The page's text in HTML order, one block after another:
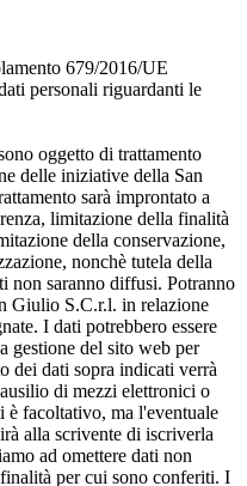
679/2016/UE
personali riguardanti le
oggetto di trattamento
delle iniziative della San
sarà improntato a
limitazione della finalità
della conservazione,
nonchè tutela della
non saranno diffusi. Potranno
Giulio S.C.r.l. in relazione
I dati potrebbero essere
gestione del sito web per
dei dati sopra indicati verrà
di mezzi elettronici o
è facoltativo, ma l'eventuale
alla scrivente di iscriverla
ad omettere dati non
per cui sono conferiti. I